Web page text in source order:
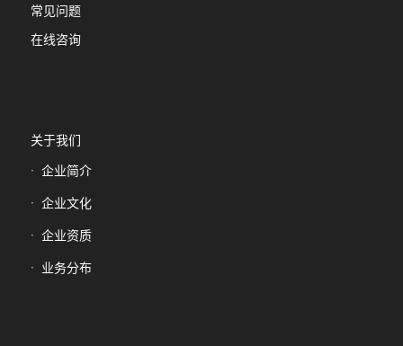
常见问题
在线咨询
关于我们
企业简介
企业文化
企业资质
业务分布